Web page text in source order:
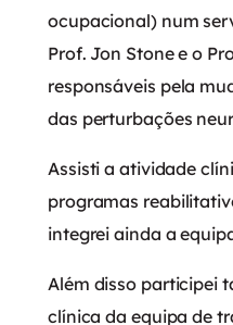
ocupacional) num
Prof. Jon Stone e o
responsáveis pela
das perturbações
Assisti a atividade
programas
integrei ainda a
Além disso participei
clínica da equipa de